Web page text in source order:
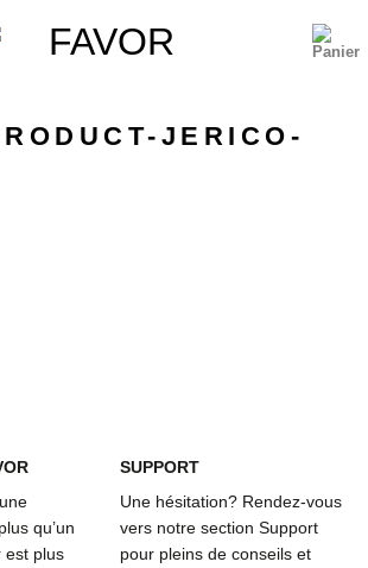
JERICO-
qu’un
est plus
SUPPORT
Une hésitation? Rendez-vous
vers notre section Support
pour pleins de conseils et